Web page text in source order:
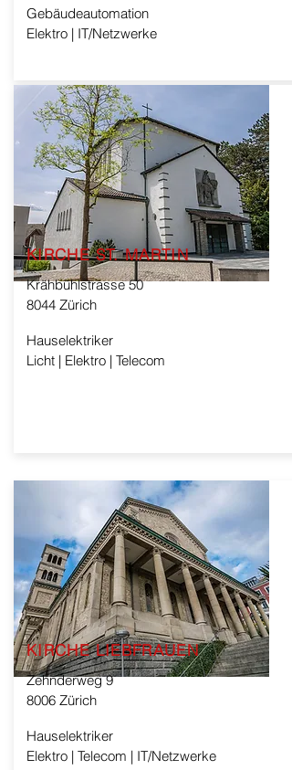
Gebäudeautomation
Elektro | IT/Netzwerke
KIRCHE ST. MARTIN
Krähbühlstrasse 50
8044 Zürich
Hauselektriker
Licht | Elektro | Telecom
KIRCHE LIEBFRAUEN
Zehnderweg 9
8006 Zürich
Hauselektriker
Elektro | Telecom | IT/Netzwerke